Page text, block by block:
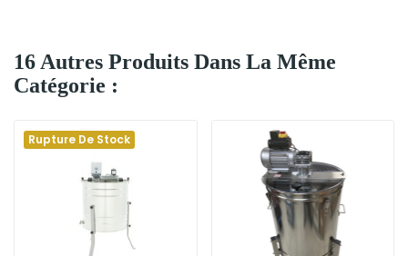
16 Autres Produits Dans La Même
Catégorie :
Rupture De Stock